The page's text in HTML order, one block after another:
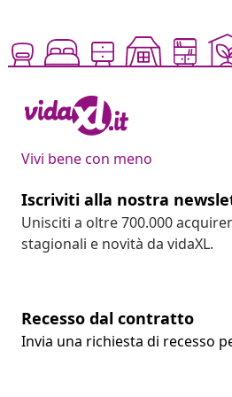
Vivi bene con meno
Iscriviti alla nostra
Unisciti a oltre 700.000
stagionali e novità da vidaXL.
Recesso dal contratto
Invia una richiesta di recesso